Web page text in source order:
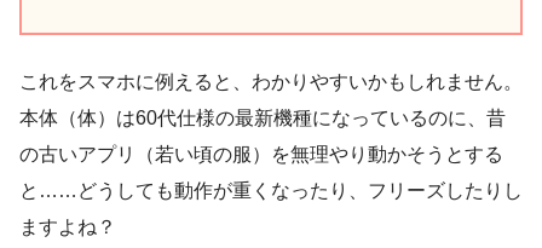
これをスマホに例えると、わかりやすいかもしれません。
本体（体）は60代仕様の最新機種になっているのに、昔
の古いアプリ（若い頃の服）を無理やり動かそうとする
と……どうしても動作が重くなったり、フリーズしたりし
ますよね？